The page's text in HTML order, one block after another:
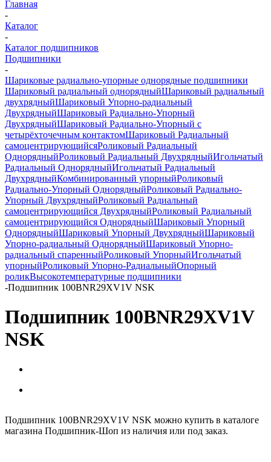
Главная
-
Каталог
-
Каталог подшипников
Подшипники
-
Шариковые радиально-упорные однорядные подшипники
Шариковый радиальный однорядныйШариковый радиальный
двухрядныйШариковый Упорно-радиальный
ДвухрядныйШариковый Радиально-Упорный
ДвухрядныйШариковый Радиально-Упорный с
четырёхточечным контактомШариковый Радиальный
самоцентрирующийсяРоликовый Радиальный
ОднорядныйРоликовый Радиальный ДвухрядныйИгольчатый
Радиальный ОднорядныйИгольчатый Радиальный
ДвухрядныйКомбинированный упорныйРоликовый
Радиально-Упорный ОднорядныйРоликовый Радиально-
Упорный ДвухрядныйРоликовый Радиальный
самоцентрирующийся ДвухрядныйРоликовый Радиальный
самоцентрирующийся ОднорядныйШариковый Упорный
ОднорядныйШариковый Упорный ДвухрядныйШариковый
Упорно-радиальный ОднорядныйШариковый Упорно-
радиальный спаренныйРоликовый УпорныйИгольчатый
упорныйРоликовый Упорно-РадиальныйОпорный
роликВысокотемпературные подшипники
-Подшипник 100BNR29XV1V NSK
Подшипник 100BNR29XV1V
NSK
Подшипник 100BNR29XV1V NSK можно купить в каталоге
магазина Подшипник-Шоп из наличия или под заказ.